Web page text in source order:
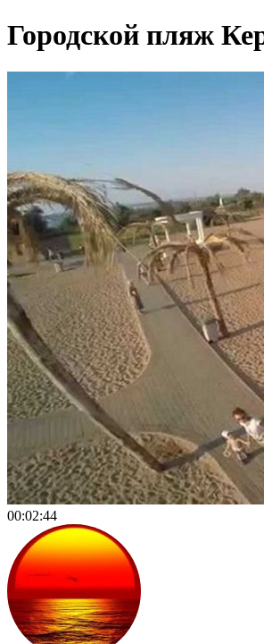
Городской пляж
00:02:44